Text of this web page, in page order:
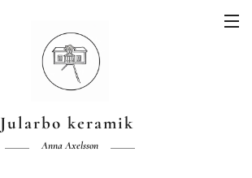
Jularbo keramik
Anna Axelsson